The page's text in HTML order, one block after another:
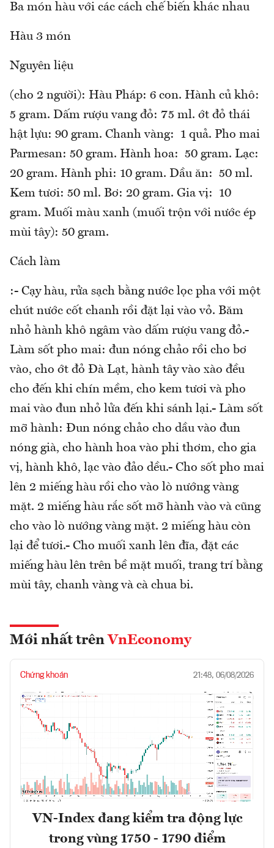
Ba món hàu với các cách chế biến khác nhau
Hàu 3 món
Nguyên liệu
(cho 2 người): Hàu Pháp: 6 con. Hành củ khô:
5 gram. Dấm rượu vang đỏ: 75 ml. ớt đỏ thái
hật lựu: 90 gram. Chanh vàng: 1 quả. Pho mai
Parmesan: 50 gram. Hành hoa: 50 gram. Lạc:
20 gram. Hành phi: 10 gram. Dầu ăn: 50 ml.
Kem tươi: 50 ml. Bơ: 20 gram. Gia vị: 10
gram. Muối màu xanh (muối trộn với nước ép
mùi tây): 50 gram.
Cách làm
:- Cạy hàu, rửa sạch bằng nước lọc pha với một
chút nước cốt chanh rồi đặt lại vào vỏ. Băm
nhỏ hành khô ngâm vào dấm rượu vang đỏ.-
Làm sốt pho mai: đun nóng chảo rồi cho bơ
vào, cho ớt đỏ Đà Lạt, hành tây vào xào đều
cho đến khi chín mềm, cho kem tươi và pho
mai vào đun nhỏ lửa đến khi sánh lại.- Làm sốt
mỡ hành: Đun nóng chảo cho dầu vào đun
nóng già, cho hành hoa vào phi thơm, cho gia
vị, hành khô, lạc vào đảo dều.- Cho sốt pho mai
lên 2 miếng hàu rồi cho vào lò nướng vàng
mặt. 2 miếng hàu rắc sốt mỡ hành vào và cũng
cho vào lò nướng vàng mặt. 2 miếng hàu còn
lại để tươi.- Cho muối xanh lên đĩa, đặt các
miếng hàu lên trên bề mặt muối, trang trí bằng
mùi tây, chanh vàng và cà chua bi.
Mới nhất trên VnEconomy
Chứng khoán 21:48, 06/08/2026
VN-Index đang kiểm tra động lực
trong vùng 1750 - 1790 điểm